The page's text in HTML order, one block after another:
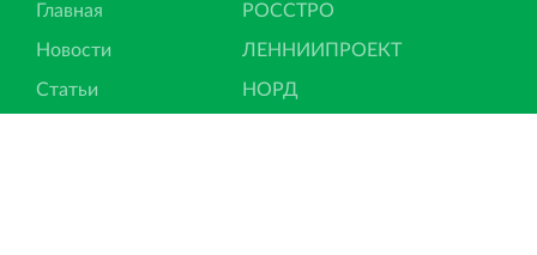
Главная
Новости
Статьи
РОССТРО
ЛЕННИИПРОЕКТ
НОРД